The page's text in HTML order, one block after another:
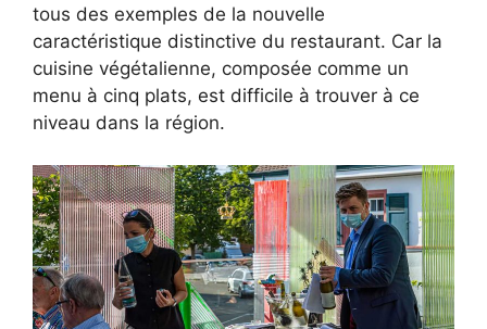
tous des exemples de la nouvelle
caractéristique distinctive du restaurant. Car la
cuisine végétalienne, composée comme un
menu à cinq plats, est difficile à trouver à ce
niveau dans la région.